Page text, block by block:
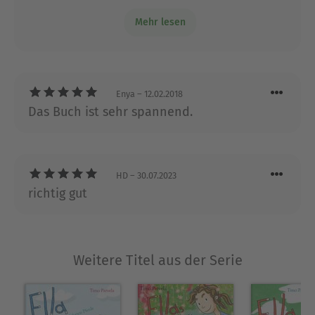
Ausblenden
Geschichten zum kaputtlachen!!😄😄
Mehr lesen
Enya – 12.02.2018
Das Buch ist sehr spannend.
HD – 30.07.2023
richtig gut
Weitere Titel aus der Serie